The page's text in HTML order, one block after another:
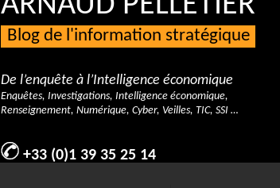
Blog de l'information stratégique
De l’enquête à l’Intelligence économique
Enquêtes, Investigations, Intelligence économique,
Renseignement, Numérique, Cyber, Veilles, TIC, SSI …
+33 (0)1 39 35 25 14